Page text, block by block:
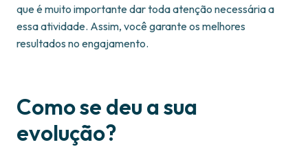
que é muito importante dar toda atenção necessária a
essa atividade. Assim, você garante os melhores
resultados no engajamento.
Como se deu a sua
evolução?